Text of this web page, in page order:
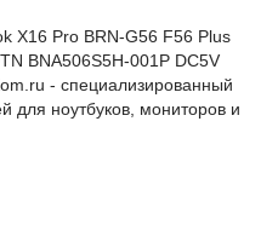
X16 Pro BRN-G56 F56 Plus
BNA506S5H-001P DC5V
- специализированный
для ноутбуков, мониторов и